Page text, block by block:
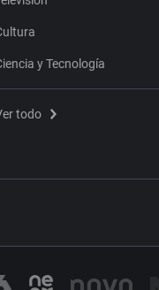
y Tecnología
todo